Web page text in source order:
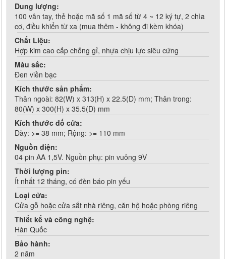
Dung lượng:
100 vân tay, thẻ hoặc mã số 1 mã số từ 4 ~ 12 ký tự, 2 chìa
cơ, điều khiển từ xa (mua thêm - không đi kèm khóa)
Chất Liệu:
Hợp kim cao cấp chống gỉ, nhựa chịu lực siêu cứng
Màu sắc:
Đen viền bạc
Kích thước sản phẩm:
Thân ngoài: 82(W) x 313(H) x 22.5(D) mm; Thân trong:
80(W) x 300(H) x 35.5(D) mm
Kích thước đố cửa:
Dày: >= 38 mm; Rộng: >= 110 mm
Nguồn điện:
04 pin AA 1,5V. Nguồn phụ: pin vuông 9V
Thời lượng pin:
Ít nhất 12 tháng, có đèn báo pin yếu
Loại cửa:
Cửa gỗ hoặc cửa sắt nhà riêng, căn hộ hoặc phòng riêng
Thiết kế và công nghệ:
Hàn Quốc
Bảo hành:
2 năm